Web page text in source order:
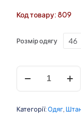
Код товару: 809
Розмір одягу 46
Тактичні
штани
Rip
колір
Категорії:Одяг